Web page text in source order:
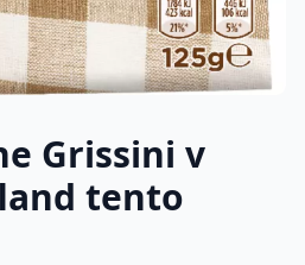
Grissini v
tento